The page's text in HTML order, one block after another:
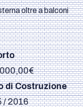
di Costruzione
/ 2016
oltre a balconi